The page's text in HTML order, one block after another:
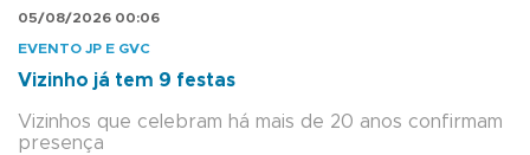
05/08/2026 00:06
EVENTO JP E GVC
Vizinho já tem 9 festas
Vizinhos que celebram há mais de 20 anos confirmam
presença